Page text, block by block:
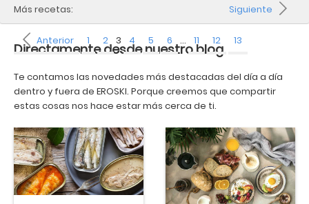
Más recetas:
Anterior 1 2 3 4 5 6 … 11 12 13
Siguiente
Directamente desde nuestro blog
Te contamos las novedades más destacadas del día a día
dentro y fuera de EROSKI. Porque creemos que compartir
estas cosas nos hace estar más cerca de ti.